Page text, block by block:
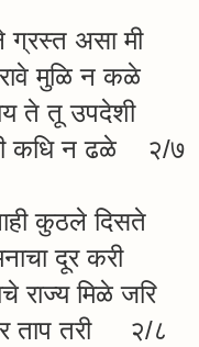
ग्रस्त असा मी
मुळि न कळे
ते तू उपदेशी
कधि न ढळे २/७
कुठले दिसते
दूर करी
राज्य मिळे जरि
ताप तरी २/८